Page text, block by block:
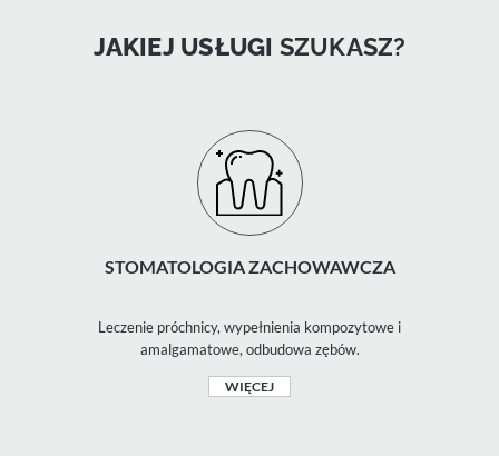
JAKIEJ USŁUGI SZUKASZ?
STOMATOLOGIA ZACHOWAWCZA
Leczenie próchnicy, wypełnienia kompozytowe i
amalgamatowe, odbudowa zębów.
WIĘCEJ